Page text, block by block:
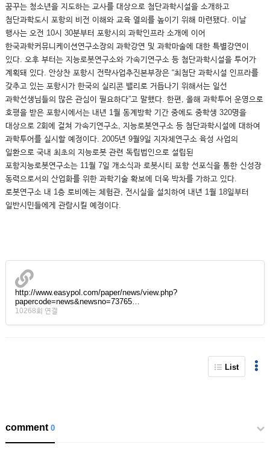
꿈꾸는 청소년을 지도하는 교사를 대상으로 첨단과학시설을 소개하고
첨단과학도시 포항의 비전 이해와 교육 열의를 높이기 위해 마련됐다. 이날
행사는 오전 10시 30분부터 포항시의 과학인프라 소개에 이어
한국과학커뮤니케이션연구소장의 과학강연 및 과학마술에 대한 특별강연이
있다. 오후 부터는 지능로봇연구소와 가속기연구소 등 첨단과학시설을 투어가
계획돼 있다. 안상찬 포항시 전략사업추진본부장은 “최첨단 과학시설 인프라를
갖추고 있는 포항시가 한국의 실리콘 밸리로 거듭나기 위해서는 일선
과학선생님들의 많은 관심이 필요하다”고 말했다. 한편, 올해 과학투어 운영으로
호평을 받은 포항시에서는 내년 1월 동계방학 기간 중에도 중학생 320명을
대상으로 2회에 걸쳐 가속기연구소, 지능로봇연구소 등 첨단과학시설에 대하여
과학투어를 실시할 예정이다. 2005년 9월9일 지자체연구소 육성 사업의
일환으로 국내 최초의 지능로봇 관련 독립법인으로 설립된
포항지능로봇연구소는 11월 7일 개소식과 로봇시티 포항 선포식을 통한 신성장
동력으로서의 산업화를 위한 과학기술 확보에 더욱 박차를 가하고 있다.
로봇연구소 내 1층 로비에는 체험관, 전시실을 설치하여 내년 1월 18일부터
일반시민들에게 관람시킬 예정이다.
http://www.easypol.com/paper/news/view.php?
papercode=news&newsno=73765…
10268회 연결
List
comment0